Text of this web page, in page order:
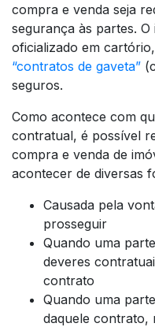
compra e venda seja
segurança às partes. O
oficializado em
“contratos de gaveta”
seguros.
Como acontece com
contratual, é possível
compra e venda de
acontecer de diversas
Causada pela
prosseguir
Quando uma
deveres
contrato
Quando uma
daquele contrato,